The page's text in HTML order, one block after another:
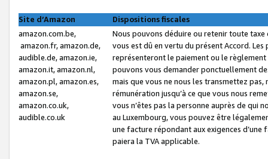
Site d’Amazon
Dispositions fiscales
amazon.com.be,
amazon.fr, amazon.de,
audible.de, amazon.ie,
amazon.it, amazon.nl,
amazon.pl, amazon.es,
amazon.se,
amazon.co.uk,
audible.co.uk
Nous pouvons déduire ou retenir toute
vous est dû en vertu du présent Accord.
représenteront le paiement ou le
pouvons vous demander ponctuellement
mais que vous ne nous les transmettez
rémunération jusqu’à ce que vous nous
vous n’êtes pas la personne auprès de qui
au Luxembourg, vous pouvez être
une facture répondant aux exigences
paiera la TVA applicable.